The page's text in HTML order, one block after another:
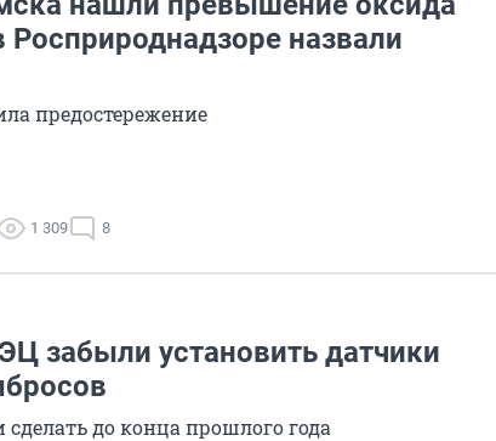
Росприроднадзоре назвали
предостережение
1 309 8
забыли установить датчики
до конца прошлого года